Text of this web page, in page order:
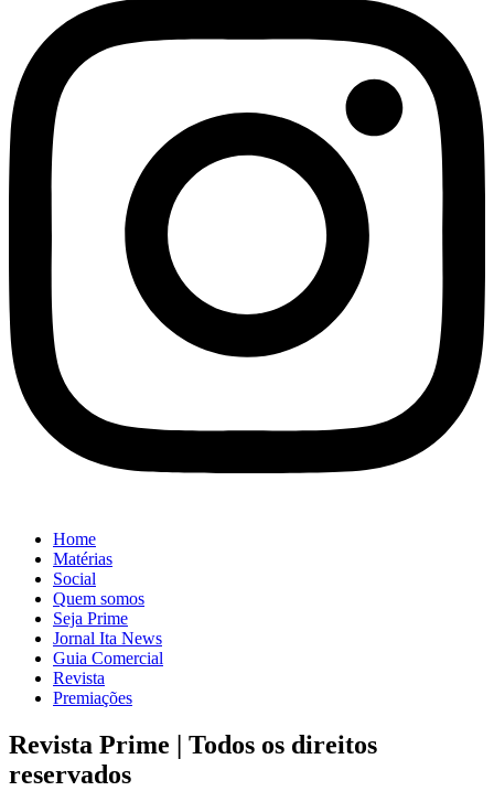
Home
Matérias
Social
Quem somos
Seja Prime
Jornal Ita News
Guia Comercial
Revista
Premiações
Revista Prime | Todos os direitos
reservados